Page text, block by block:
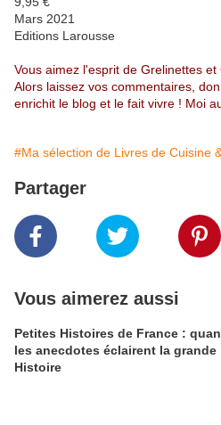
Mars 2021
Editions Larousse
Vous aimez l'esprit de Grelinettes et
Alors laissez vos commentaires,
enrichit le blog et le fait vivre ! Moi
#Ma sélection de Livres de Cuisine
Partager
Vous aimerez aussi
Petites Histoires de France :
les anecdotes éclairent la grande
Histoire